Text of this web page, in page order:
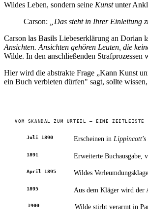
Wildes Leben, sondern seine Kunstunter
Carson:
„Das steht in Ihrer
Carson las Basils Liebeserklärung an Dorian
Ansichten. Ansichten gehören Leuten, die
Wilde. In den anschließenden
Hier wird die abstrakte Frage „Kann Kunst
ein Buch verbieten dürfen" sagt, sollte
VOM SKANDAL ZUM URTEIL — EINE ZEITLEISTE
Juli 1890 Erscheinen in Lippincott's
1891 Erweiterte Buchausgabe,
April 1895 Wildes
1895 Aus dem Kläger wird der
1900 Wilde stirbt verarmt in